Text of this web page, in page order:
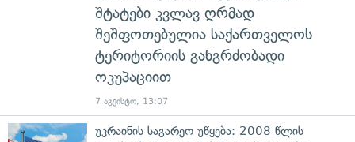
შტატები კვლავ ღრმად
შეშფოთებულია საქართველოს
ტერიტორიის განგრძობადი
ოკუპაციით
7 აგვისტო, 13:07
უკრაინის საგარეო უწყება: 2008 წლის